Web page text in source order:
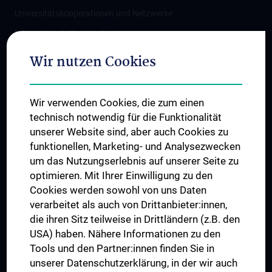
Internationale Kooperationen
Dual Career
Trusted Reseach - Research Security - Foreign Interference
UNESCO Lehrstuhl für Bioethik
MUVI
Folgen Sie uns auf
Wir nutzen Cookies
Wir verwenden Cookies, die zum einen
technisch notwendig für die Funktionalität
unserer Website sind, aber auch Cookies zu
funktionellen, Marketing- und Analysezwecken
um das Nutzungserlebnis auf unserer Seite zu
optimieren. Mit Ihrer Einwilligung zu den
Cookies werden sowohl von uns Daten
verarbeitet als auch von Drittanbieter:innen,
die ihren Sitz teilweise in Drittländern (z.B. den
USA) haben. Nähere Informationen zu den
Tools und den Partner:innen finden Sie in
unserer Datenschutzerklärung, in der wir auch